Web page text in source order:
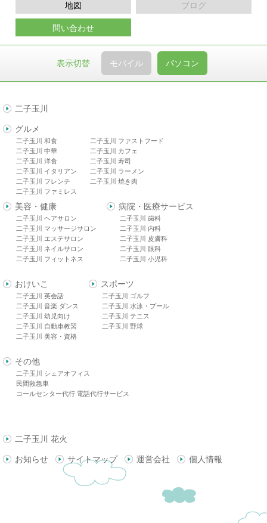
地図 ブログ
問い合わせ
表示切替 モバイル パソコン
二子玉川
グルメ
二子玉川 和食
二子玉川 中華
二子玉川 洋食
二子玉川 イタリアン
二子玉川 フレンチ
二子玉川 ファミレス
二子玉川 ファストフード
二子玉川 カフェ
二子玉川 寿司
二子玉川 ラーメン
二子玉川 焼き肉
美容・健康
二子玉川 ヘアサロン
二子玉川 マッサージサロン
二子玉川 エステサロン
二子玉川 ネイルサロン
二子玉川 フィットネス
病院・医療サービス
二子玉川 歯科
二子玉川 内科
二子玉川 皮膚科
二子玉川 眼科
二子玉川 小児科
おけいこ
二子玉川 英会話
二子玉川 音楽 ダンス
二子玉川 幼児向け
二子玉川 自動車教習
二子玉川 美容・資格
スポーツ
二子玉川 ゴルフ
二子玉川 水泳・プール
二子玉川 テニス
二子玉川 野球
その他
二子玉川 シェアオフィス
民間救急車
コールセンター代行 電話代行サービス
二子玉川 花火
お知らせ サイトマップ 運営会社 個人情報